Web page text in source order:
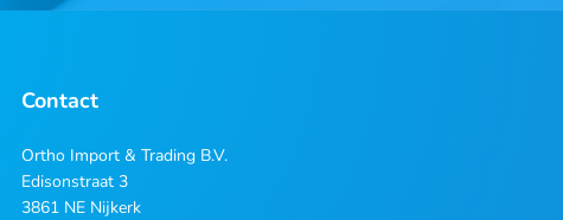
Contact
Ortho Import & Trading B.V.
Edisonstraat 3
3861 NE Nijkerk